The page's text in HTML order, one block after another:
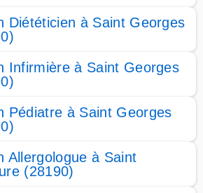
Diététicien à Saint Georges
Infirmière à Saint Georges
Pédiatre à Saint Georges
Allergologue à Saint
(28190)